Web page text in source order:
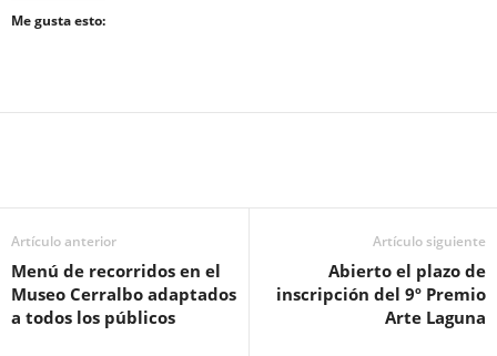
Me gusta esto:
Artículo anterior
Menú de recorridos en el
Museo Cerralbo adaptados
a todos los públicos
Artículo siguiente
Abierto el plazo de
inscripción del 9º Premio
Arte Laguna